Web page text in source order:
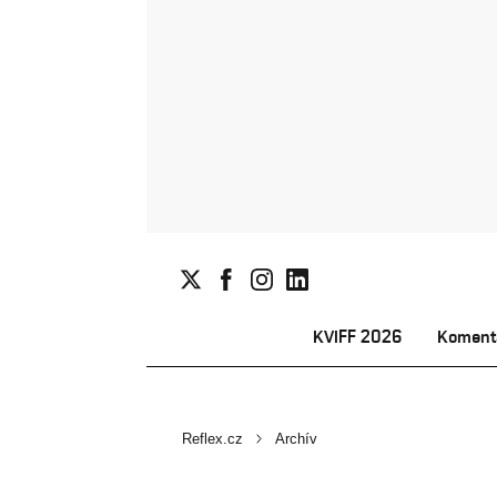
KVIFF 2026
Reflex.cz Archív